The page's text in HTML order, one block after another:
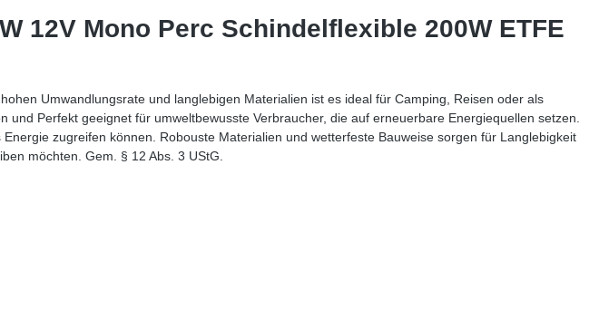
12V Mono Perc Schindelflexible 200W ETFE
Umwandlungsrate und langlebigen Materialien ist es ideal für Camping, Reisen oder als
Perfekt geeignet für umweltbewusste Verbraucher, die auf erneuerbare Energiequellen setzen.
zugreifen können. Robouste Materialien und wetterfeste Bauweise sorgen für Langlebigkeit
möchten. Gem. § 12 Abs. 3 UStG.